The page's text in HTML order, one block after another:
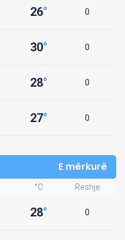
26° 0
30° 0
28° 0
27° 0
E mërkurë
°C Reshje
28° 0